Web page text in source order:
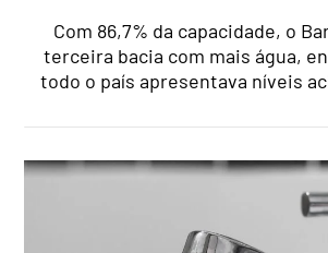
Com 86,7% da capacidade, o
terceira bacia com mais água,
todo o país apresentava níveis